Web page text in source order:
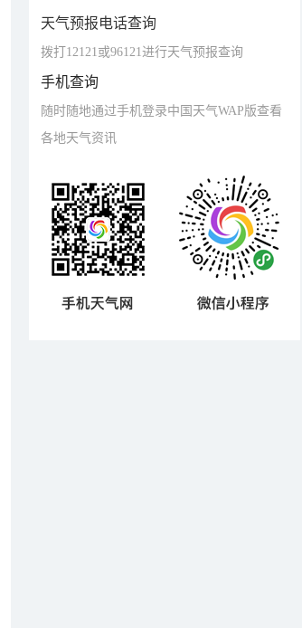
天气预报电话查询
拨打12121或96121进行天气预报查询
手机查询
随时随地通过手机登录中国天气WAP版查看
各地天气资讯